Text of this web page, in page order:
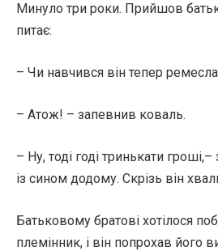
Минуло три роки. Прийшов
питає:
– Чи навчився він тепер
– Атож! – запевнив коваль.
– Ну, тоді годі тринькати
із сином додому. Скрізь він
Батьковому братові хотілося
племінник, і він попрохав його